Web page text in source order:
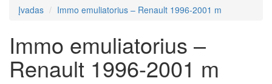
Įvadas Immo emuliatorius – Renault 1996-2001 m
Immo emuliatorius –
Renault 1996-2001 m